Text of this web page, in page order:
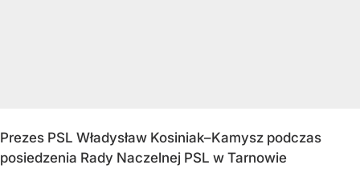
Prezes PSL Władysław Kosiniak–Kamysz podczas
posiedzenia Rady Naczelnej PSL w Tarnowie